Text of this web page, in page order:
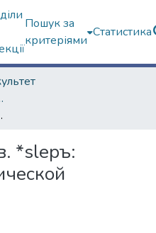
Пошук за
критеріями
Статистика
*slеръ: